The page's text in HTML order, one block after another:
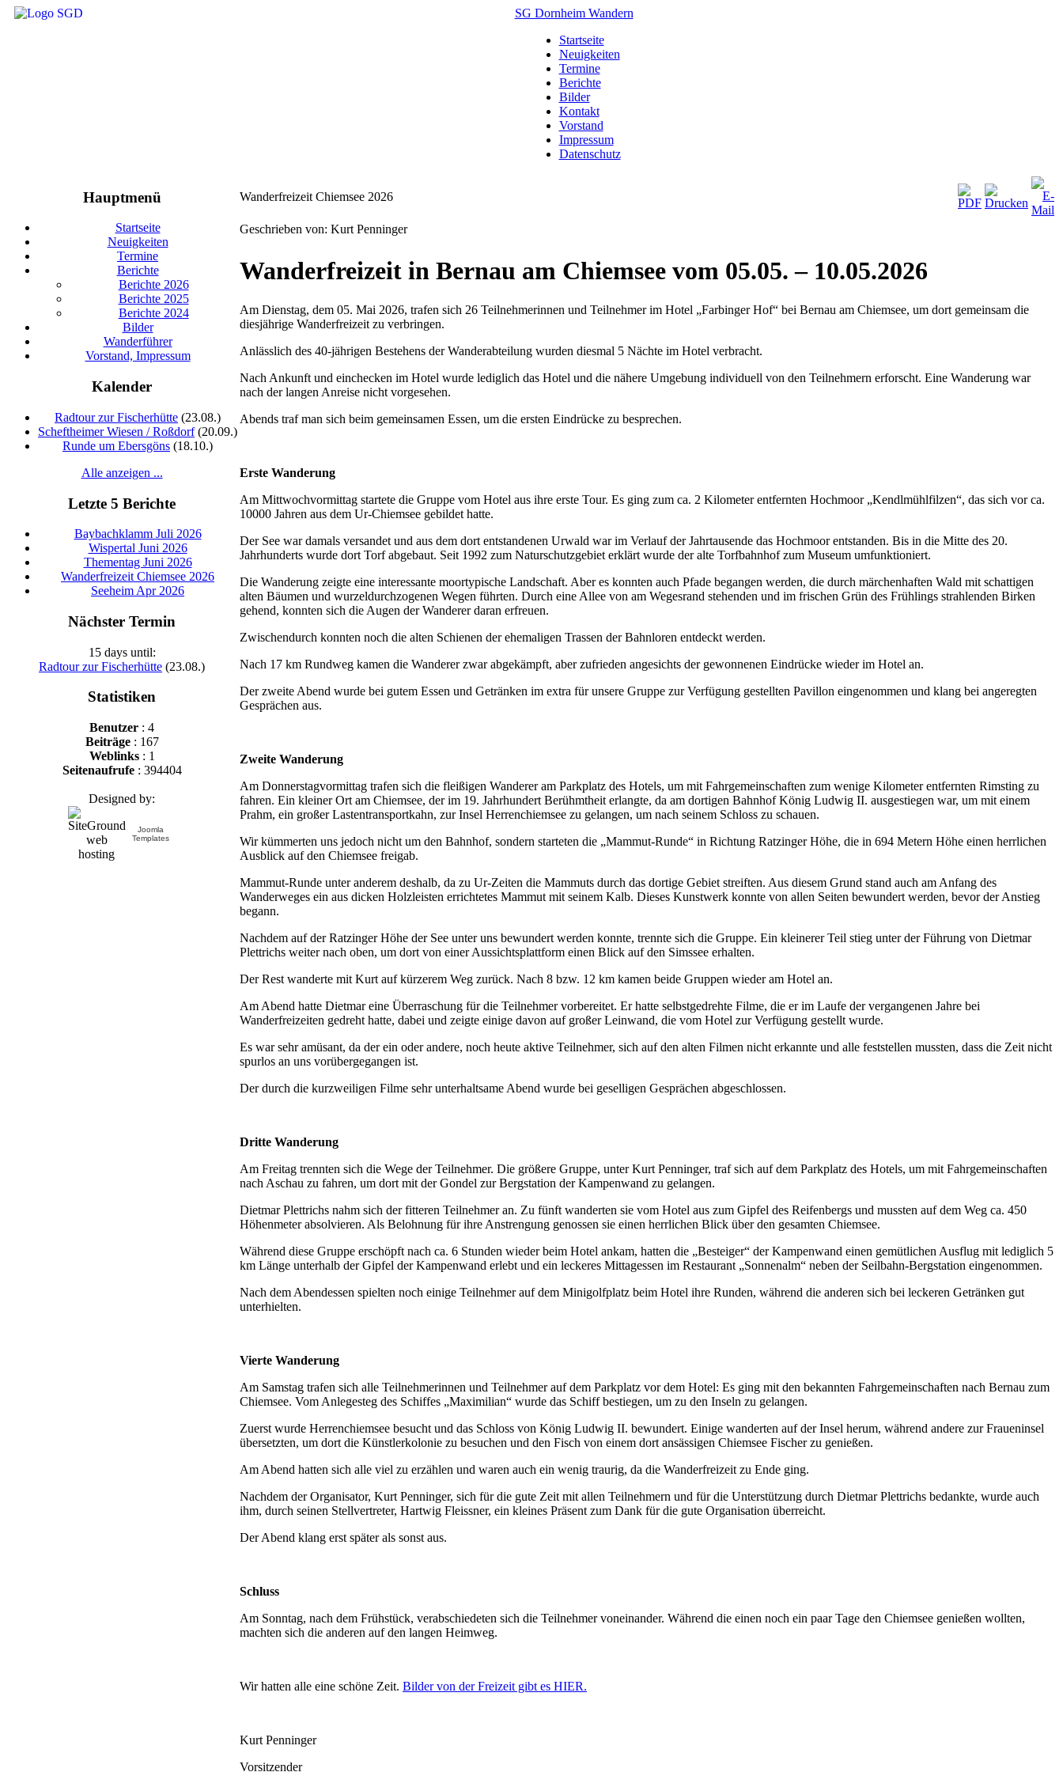
SG Dornheim Wandern
Startseite
Neuigkeiten
Termine
Berichte
Bilder
Kontakt
Vorstand
Impressum
Datenschutz
Hauptmenü
Startseite
Neuigkeiten
Termine
Berichte
Berichte 2026
Berichte 2025
Berichte 2024
Bilder
Wanderführer
Vorstand, Impressum
Kalender
Radtour zur Fischerhütte (23.08.)
Scheftheimer Wiesen / Roßdorf(20.09.)
Runde um Ebersgöns (18.10.)
Alle anzeigen ...
Letzte 5 Berichte
Baybachklamm Juli 2026
Wispertal Juni 2026
Thementag Juni 2026
Wanderfreizeit Chiemsee 2026
Seeheim Apr 2026
Nächster Termin
15 days until:
Radtour zur Fischerhütte (23.08.)
Statistiken
Benutzer : 4
Beiträge: 167
Weblinks: 1
Seitenaufrufe: 394404
Designed by:
Joomla
Templates
Wanderfreizeit Chiemsee 2026
Geschrieben von: Kurt Penninger
Wanderfreizeit in Bernau am Chiemsee vom 05.05. – 10.05.2026
Am Dienstag, dem 05. Mai 2026, trafen sich 26 Teilnehmerinnen und Teilnehmer im Hotel „Farbinger Hof“ bei Bernau am Chiemsee, um dort gemeinsam die
diesjährige Wanderfreizeit zu verbringen.
Anlässlich des 40-jährigen Bestehens der Wanderabteilung wurden diesmal 5 Nächte im Hotel verbracht.
Nach Ankunft und einchecken im Hotel wurde lediglich das Hotel und die nähere Umgebung individuell von den Teilnehmern erforscht. Eine Wanderung war
nach der langen Anreise nicht vorgesehen.
Abends traf man sich beim gemeinsamen Essen, um die ersten Eindrücke zu besprechen.
Erste Wanderung
Am Mittwochvormittag startete die Gruppe vom Hotel aus ihre erste Tour. Es ging zum ca. 2 Kilometer entfernten Hochmoor „Kendlmühlfilzen“, das sich vor ca.
10000 Jahren aus dem Ur-Chiemsee gebildet hatte.
Der See war damals versandet und aus dem dort entstandenen Urwald war im Verlauf der Jahrtausende das Hochmoor entstanden. Bis in die Mitte des 20.
Jahrhunderts wurde dort Torf abgebaut. Seit 1992 zum Naturschutzgebiet erklärt wurde der alte Torfbahnhof zum Museum umfunktioniert.
Die Wanderung zeigte eine interessante moortypische Landschaft. Aber es konnten auch Pfade begangen werden, die durch märchenhaften Wald mit schattigen
alten Bäumen und wurzeldurchzogenen Wegen führten. Durch eine Allee von am Wegesrand stehenden und im frischen Grün des Frühlings strahlenden Birken
gehend, konnten sich die Augen der Wanderer daran erfreuen.
Zwischendurch konnten noch die alten Schienen der ehemaligen Trassen der Bahnloren entdeckt werden.
Nach 17 km Rundweg kamen die Wanderer zwar abgekämpft, aber zufrieden angesichts der gewonnenen Eindrücke wieder im Hotel an.
Der zweite Abend wurde bei gutem Essen und Getränken im extra für unsere Gruppe zur Verfügung gestellten Pavillon eingenommen und klang bei angeregten
Gesprächen aus.
Zweite Wanderung
Am Donnerstagvormittag trafen sich die fleißigen Wanderer am Parkplatz des Hotels, um mit Fahrgemeinschaften zum wenige Kilometer entfernten Rimsting zu
fahren. Ein kleiner Ort am Chiemsee, der im 19. Jahrhundert Berühmtheit erlangte, da am dortigen Bahnhof König Ludwig II. ausgestiegen war, um mit einem
Prahm, ein großer Lastentransportkahn, zur Insel Herrenchiemsee zu gelangen, um nach seinem Schloss zu schauen.
Wir kümmerten uns jedoch nicht um den Bahnhof, sondern starteten die „Mammut-Runde“ in Richtung Ratzinger Höhe, die in 694 Metern Höhe einen herrlichen
Ausblick auf den Chiemsee freigab.
Mammut-Runde unter anderem deshalb, da zu Ur-Zeiten die Mammuts durch das dortige Gebiet streiften. Aus diesem Grund stand auch am Anfang des
Wanderweges ein aus dicken Holzleisten errichtetes Mammut mit seinem Kalb. Dieses Kunstwerk konnte von allen Seiten bewundert werden, bevor der Anstieg
begann.
Nachdem auf der Ratzinger Höhe der See unter uns bewundert werden konnte, trennte sich die Gruppe. Ein kleinerer Teil stieg unter der Führung von Dietmar
Plettrichs weiter nach oben, um dort von einer Aussichtsplattform einen Blick auf den Simssee erhalten.
Der Rest wanderte mit Kurt auf kürzerem Weg zurück. Nach 8 bzw. 12 km kamen beide Gruppen wieder am Hotel an.
Am Abend hatte Dietmar eine Überraschung für die Teilnehmer vorbereitet. Er hatte selbstgedrehte Filme, die er im Laufe der vergangenen Jahre bei
Wanderfreizeiten gedreht hatte, dabei und zeigte einige davon auf großer Leinwand, die vom Hotel zur Verfügung gestellt wurde.
Es war sehr amüsant, da der ein oder andere, noch heute aktive Teilnehmer, sich auf den alten Filmen nicht erkannte und alle feststellen mussten, dass die Zeit nicht
spurlos an uns vorübergegangen ist.
Der durch die kurzweiligen Filme sehr unterhaltsame Abend wurde bei geselligen Gesprächen abgeschlossen.
Dritte Wanderung
Am Freitag trennten sich die Wege der Teilnehmer. Die größere Gruppe, unter Kurt Penninger, traf sich auf dem Parkplatz des Hotels, um mit Fahrgemeinschaften
nach Aschau zu fahren, um dort mit der Gondel zur Bergstation der Kampenwand zu gelangen.
Dietmar Plettrichs nahm sich der fitteren Teilnehmer an. Zu fünft wanderten sie vom Hotel aus zum Gipfel des Reifenbergs und mussten auf dem Weg ca. 450
Höhenmeter absolvieren. Als Belohnung für ihre Anstrengung genossen sie einen herrlichen Blick über den gesamten Chiemsee.
Während diese Gruppe erschöpft nach ca. 6 Stunden wieder beim Hotel ankam, hatten die „Besteiger“ der Kampenwand einen gemütlichen Ausflug mit lediglich 5
km Länge unterhalb der Gipfel der Kampenwand erlebt und ein leckeres Mittagessen im Restaurant „Sonnenalm“ neben der Seilbahn-Bergstation eingenommen.
Nach dem Abendessen spielten noch einige Teilnehmer auf dem Minigolfplatz beim Hotel ihre Runden, während die anderen sich bei leckeren Getränken gut
unterhielten.
Vierte Wanderung
Am Samstag trafen sich alle Teilnehmerinnen und Teilnehmer auf dem Parkplatz vor dem Hotel: Es ging mit den bekannten Fahrgemeinschaften nach Bernau zum
Chiemsee. Vom Anlegesteg des Schiffes „Maximilian“ wurde das Schiff bestiegen, um zu den Inseln zu gelangen.
Zuerst wurde Herrenchiemsee besucht und das Schloss von König Ludwig II. bewundert. Einige wanderten auf der Insel herum, während andere zur Fraueninsel
übersetzten, um dort die Künstlerkolonie zu besuchen und den Fisch von einem dort ansässigen Chiemsee Fischer zu genießen.
Am Abend hatten sich alle viel zu erzählen und waren auch ein wenig traurig, da die Wanderfreizeit zu Ende ging.
Nachdem der Organisator, Kurt Penninger, sich für die gute Zeit mit allen Teilnehmern und für die Unterstützung durch Dietmar Plettrichs bedankte, wurde auch
ihm, durch seinen Stellvertreter, Hartwig Fleissner, ein kleines Präsent zum Dank für die gute Organisation überreicht.
Der Abend klang erst später als sonst aus.
Schluss
Am Sonntag, nach dem Frühstück, verabschiedeten sich die Teilnehmer voneinander. Während die einen noch ein paar Tage den Chiemsee genießen wollten,
machten sich die anderen auf den langen Heimweg.
Wir hatten alle eine schöne Zeit. Bilder von der Freizeit gibt es HIER.
Kurt Penninger
Vorsitzender